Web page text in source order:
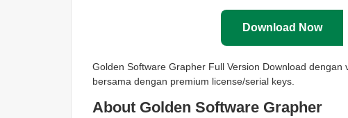
Download Now
Golden Software Grapher Full Version Download
bersama dengan premium license/serial keys.
About Golden Software Grapher